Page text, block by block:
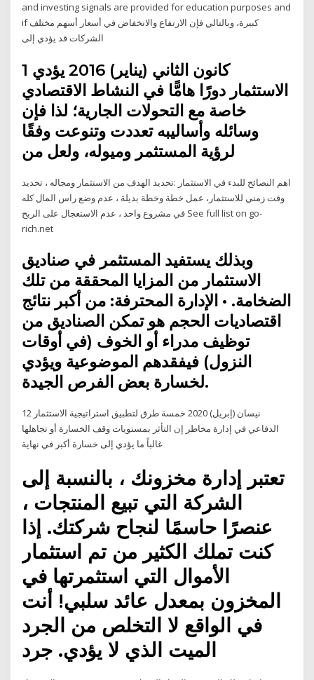
and investing signals are provided for education purposes and
if كبيرة، وبالتالي فإن الارتفاع والانخفاض في أسعار أسهم مختلف
1 كانون الثاني (يناير) 2016 يؤدي
الاستثمار دورًا هامًّا في النشاط الاقتصادي
خاصة مع التحولات الجارية؛ لذا فإن
وسائله وأساليبه تعددت وتنوعت وفقًا
اهم النصائح للبدء في الاستثمار :تحديد الهدف من الاستثمار ومجاله ، تحديد
وقت زمني للاستثمار، عمل خطة وخطة بديلة ، عدم وضع راس المال كله
في مشروع واحد ، عدم الاستعجال على الربح See full list on go-
rich.net
وبذلك يستفيد المستثمر في صناديق
الاستثمار من المزايا المحققة من تلك
الضخامة. • الإدارة المحترفة: من أكبر نتائج
اقتصاديات الحجم هو تمكن الصناديق من
توظيف مدراء أو الخوف (في أوقات
النزول) فيفقدهم الموضوعية ويؤدي
لخسارة بعض الفرص الجيدة.
12 نيسان (إبريل) 2020 خمسة طرق لتطبيق استراتيجية الاستثمار
الدفاعي في إدارة مخاطر إن التأثر بمستويات وقف الخسارة أو تجاهلها
تعتبر إدارة مخزونك ، بالنسبة إلى
الشركة التي تبيع المنتجات ،
عنصرًا حاسمًا لنجاح شركتك. إذا
كنت تملك الكثير من تم استثمار
الأموال التي استثمرتها في
المخزون بمعدل عائد سلبي! أنت
في الواقع لا التخلص من الجرد
الميت الذي لا يؤدي. جرد